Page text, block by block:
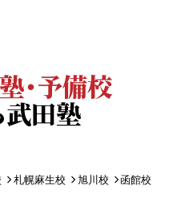
・予備校
田塾
札幌麻生校 旭川校
函館校